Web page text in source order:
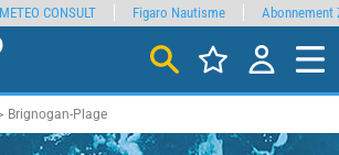
Brignogan-Plage
METEO CONSULT Figaro Nautisme Abonnement